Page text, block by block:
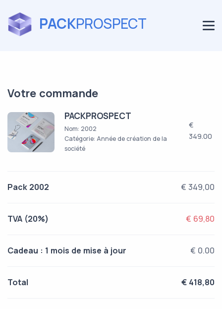
PACKPROSPECT
Votre commande
PACKPROSPECT
Nom: 2002
Catégorie: Année de création de la
société
€
349.00
Pack 2002 € 349,00
TVA (20%) € 69,80
Cadeau : 1 mois de mise à jour € 0.00
Total € 418,80